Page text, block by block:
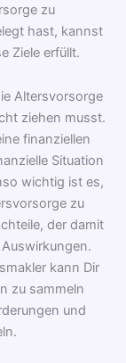
zu
hast, kannst
Ziele erfüllt.
Altersvorsorge
ziehen musst.
finanziellen
Situation
wichtig ist es,
zu
der damit
kann Dir
zu sammeln
und